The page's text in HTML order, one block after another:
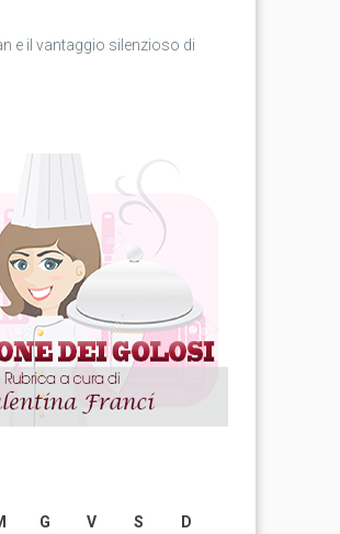
e il vantaggio silenzioso di
G V S
D